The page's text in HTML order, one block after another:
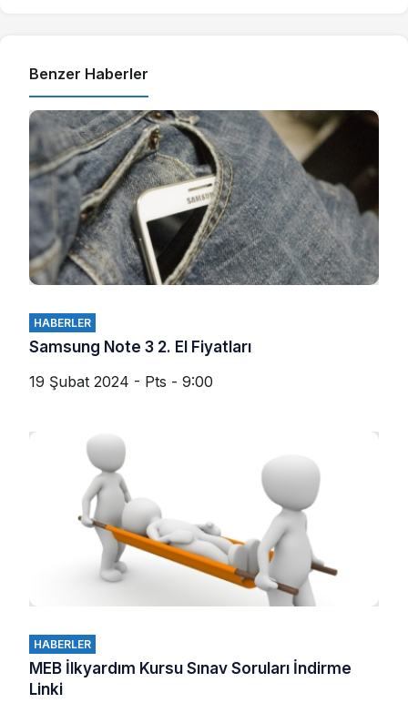
Benzer Haberler
HABERLER
Samsung Note 3 2. El Fiyatları
19 Şubat 2024 - Pts - 9:00
HABERLER
MEB İlkyardım Kursu Sınav Soruları İndirme
Linki